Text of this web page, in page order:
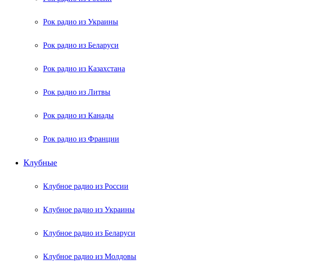
Рок радио из Украины
Рок радио из Беларуси
Рок радио из Казахстана
Рок радио из Литвы
Рок радио из Канады
Рок радио из Франции
Клубные
Клубное радио из России
Клубное радио из Украины
Клубное радио из Беларуси
Клубное радио из Молдовы